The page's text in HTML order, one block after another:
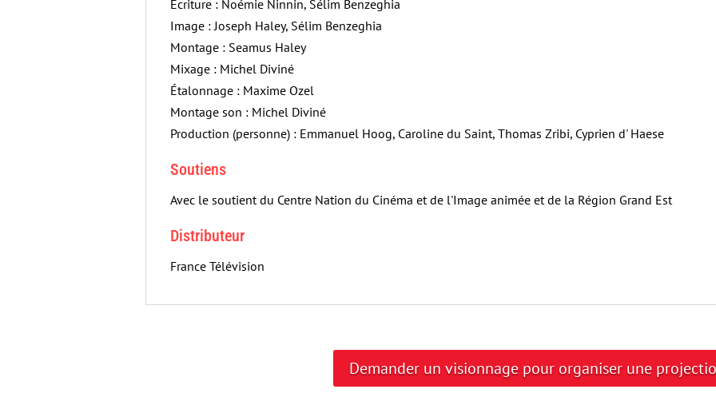
Écriture : Noémie Ninnin, Sélim Benzeghia
Image : Joseph Haley, Sélim Benzeghia
Montage : Seamus Haley
Mixage : Michel Diviné
Étalonnage : Maxime Ozel
Montage son : Michel Diviné
Production (personne) : Emmanuel Hoog, Caroline du Saint, Thomas Zribi, Cyprien d' Haese
Soutiens
Avec le soutient du Centre Nation du Cinéma et de l'Image animée et de la Région Grand Est
Distributeur
France Télévision
Demander un visionnage pour organiser une